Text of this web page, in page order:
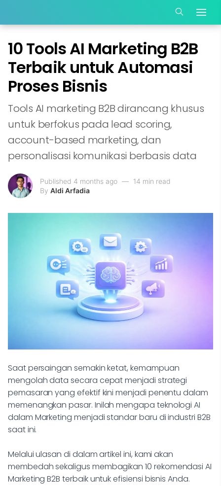
10 Tools AI Marketing B2B
Terbaik untuk Automasi
Proses Bisnis
Tools AI marketing B2B dirancang khusus
untuk berfokus pada lead scoring,
account-based marketing, dan
personalisasi komunikasi berbasis data
Published 4 months ago — 14 min read
By Aldi Arfadia
Saat persaingan semakin ketat, kemampuan
mengolah data secara cepat menjadi strategi
pemasaran yang efektif kini menjadi penentu dalam
memenangkan pasar. Inilah mengapa teknologi AI
dalam Marketing menjadi standar baru di industri B2B
saat ini.
Melalui ulasan di dalam artikel ini, kami akan
membedah sekaligus membagikan 10 rekomendasi AI
Marketing B2B terbaik untuk efisiensi bisnis Anda.